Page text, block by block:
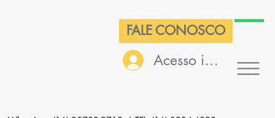
FALE CONOSCO
Acesso interno